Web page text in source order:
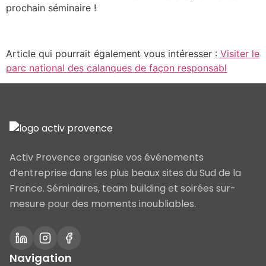
prochain séminaire !
Article qui pourrait également vous intéresser : Visiter le
parc national des calanques de façon responsabl
Activ Provence organise vos événements
d’entreprise dans les plus beaux sites du Sud de la
France. Séminaires, team building et soirées sur-
mesure pour des moments inoubliables.
Navigation